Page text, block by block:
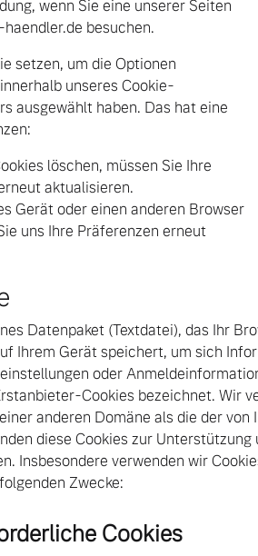
wenn Sie eine unserer Seiten
besuchen.
setzen, um die Optionen
unseres Cookie-
ausgewählt haben. Das hat eine
löschen, müssen Sie Ihre
aktualisieren.
Gerät oder einen anderen Browser
uns Ihre Präferenzen erneut
Datenpaket (Textdatei), das Ihr
Ihrem Gerät speichert, um sich
oder
Cookies bezeichnet. Wir
anderen Domäne als die der von
diese Cookies zur
Insbesondere verwenden wir
Zwecke:
Cookies